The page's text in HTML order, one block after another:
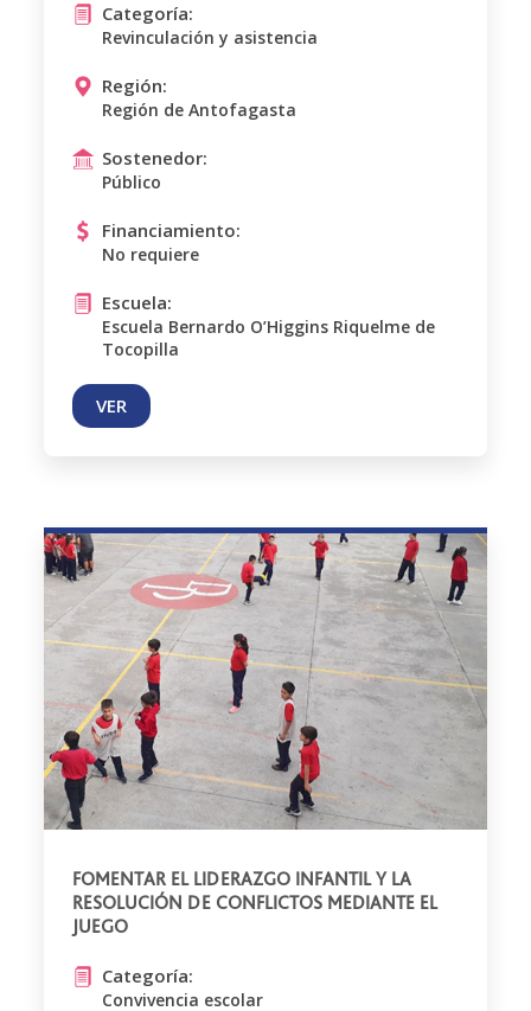
Categoría:
Revinculación y asistencia
Región:
Región de Antofagasta
Sostenedor:
Público
Financiamiento:
No requiere
Escuela:
Escuela Bernardo O’Higgins Riquelme de
Tocopilla
VER
FOMENTAR EL LIDERAZGO INFANTIL Y LA
RESOLUCIÓN DE CONFLICTOS MEDIANTE EL
JUEGO
Categoría:
Convivencia escolar